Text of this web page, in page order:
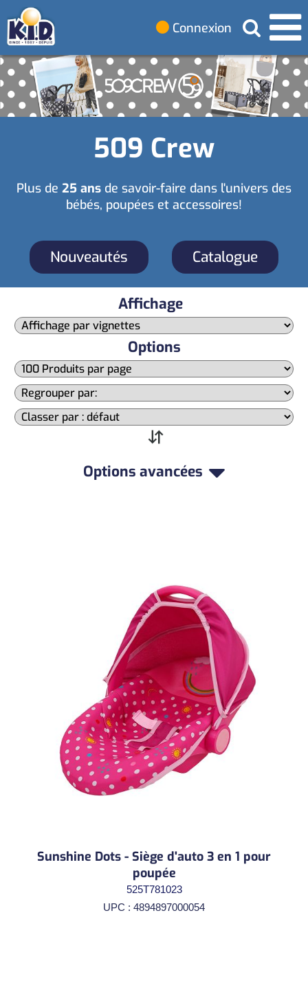
Connexion
509 Crew
Plus de 25 ans de savoir-faire dans l'univers des
bébés, poupées et accessoires!
Nouveautés Catalogue
Affichage
Options
Options avancées
Sunshine Dots - Siège d'auto 3 en 1 pour
poupée
525T781023
UPC : 4894897000054